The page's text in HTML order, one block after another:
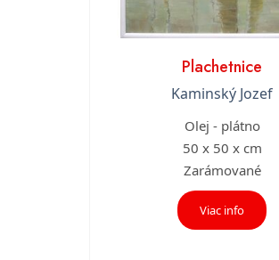
Plachetnice
Kaminský Jozef
Olej - plátno
50 x 50 x cm
Zarámované
Viac info